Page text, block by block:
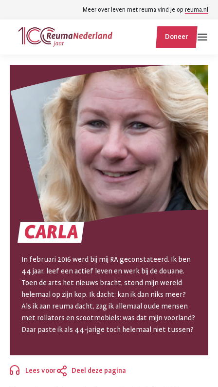
hoofdinhoud
footer
navigatie
Meer over leven met reuma vind je op reuma.nl
ReumaNederland
homepage
Doneer
binnen
reumanederland.nl
CARLA
CARLA
In februari 2016 werd bij mij RA geconstateerd. Ik ben
44 jaar, leef een actief leven en werk bij de douane.
Toen de arts het nieuws bracht, stond mijn wereld
helemaal op zijn kop. Ik dacht: kan ik dan niks meer?
Als ik aan reuma dacht, zag ik allemaal oude mensen
met rollators en scootmobiels: was dat mijn voorland?
Daar paste ik als 44-jarige toch helemaal niet tussen?
Lees voor Deel deze pagina
Sluiten